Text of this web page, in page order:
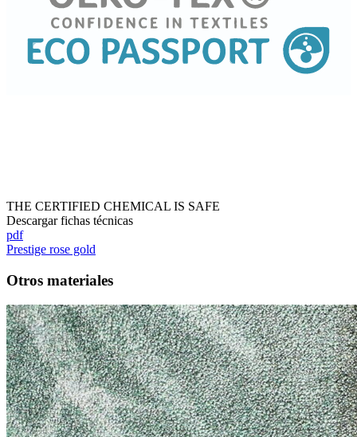
THE CERTIFIED CHEMICAL IS SAFE
Descargar fichas técnicas
pdf
Prestige rose gold
Otros materiales